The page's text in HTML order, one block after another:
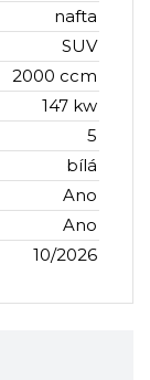
nafta
SUV
2000 ccm
147 kw
5
bílá
Ano
Ano
10/2026